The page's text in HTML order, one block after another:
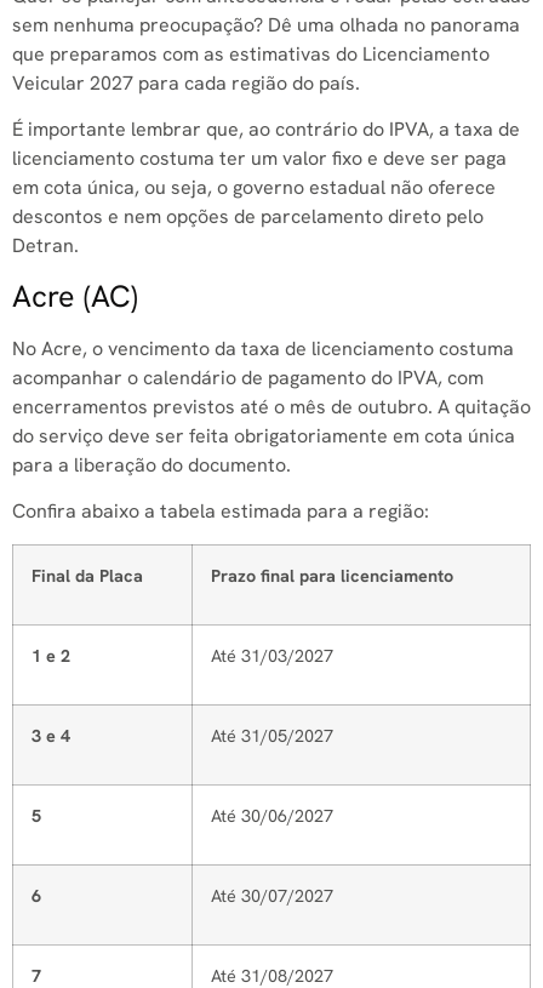
sem nenhuma preocupação? Dê uma olhada no panorama
que preparamos com as estimativas do Licenciamento
Veicular 2027 para cada região do país.
É importante lembrar que, ao contrário do IPVA, a taxa de
licenciamento costuma ter um valor fixo e deve ser paga
em cota única, ou seja, o governo estadual não oferece
descontos e nem opções de parcelamento direto pelo
Detran.
Acre (AC)
No Acre, o vencimento da taxa de licenciamento costuma
acompanhar o calendário de pagamento do IPVA, com
encerramentos previstos até o mês de outubro. A quitação
do serviço deve ser feita obrigatoriamente em cota única
para a liberação do documento.
Confira abaixo a tabela estimada para a região:
Final da Placa Prazo final para licenciamento
1 e 2 Até 31/03/2027
3 e 4 Até 31/05/2027
5 Até 30/06/2027
6 Até 30/07/2027
7 Até 31/08/2027